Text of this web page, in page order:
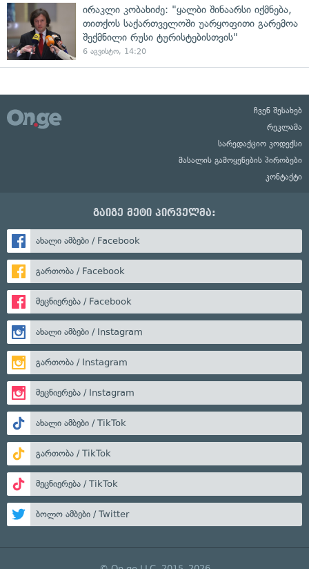
ირაკლი კობახიძე: "ყალბი შინაარსი იქმნება,
თითქოს საქართველოში უარყოფითი გარემოა
შექმნილი რუსი ტურისტებისთვის"
6 აგვისტო, 14:20
ჩვენ შესახებ
რეკლამა
სარედაქციო კოდექსი
მასალის გამოყენების პირობები
კონტაქტი
გაიგე მეტი პირველმა:
ახალი ამბები / Facebook
გართობა / Facebook
მეცნიერება / Facebook
ახალი ამბები / Instagram
გართობა / Instagram
მეცნიერება / Instagram
ახალი ამბები / TikTok
გართობა / TikTok
მეცნიერება / TikTok
ბოლო ამბები / Twitter